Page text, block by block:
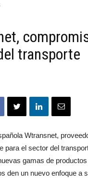
transporte
Wtransnet,
para el sector del
gamas de
den un nuevo enfoque a